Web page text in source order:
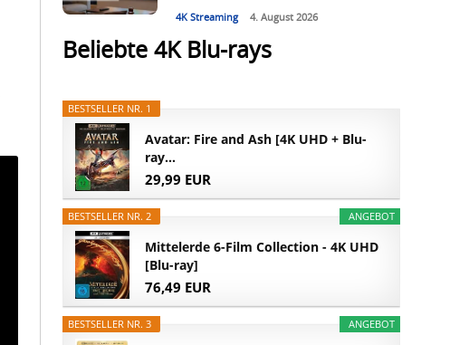
4K Streaming 4. August 2026
Beliebte 4K Blu-rays
BESTSELLER NR. 1
Avatar: Fire and Ash [4K UHD + Blu-
ray...
29,99 EUR
ANGEBOT
BESTSELLER NR. 2
Mittelerde 6-Film Collection - 4K UHD
[Blu-ray]
76,49 EUR
ANGEBOT
BESTSELLER NR. 3